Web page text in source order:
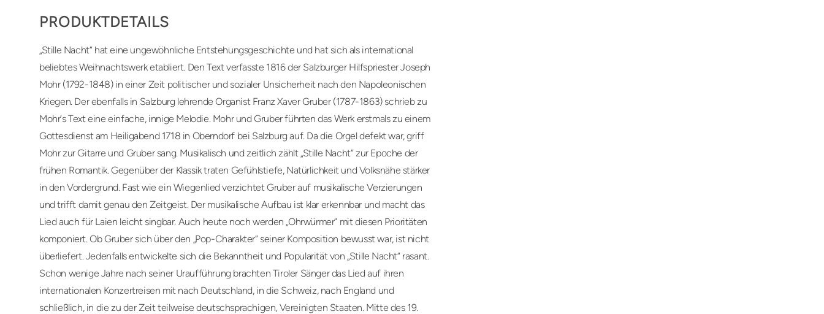
PRODUKTDETAILS
„Stille Nacht“ hat eine ungewöhnliche Entstehungsgeschichte und hat sich als international
beliebtes Weihnachtswerk etabliert. Den Text verfasste 1816 der Salzburger Hilfspriester Joseph
Mohr (1792-1848) in einer Zeit politischer und sozialer Unsicherheit nach den Napoleonischen
Kriegen. Der ebenfalls in Salzburg lehrende Organist Franz Xaver Gruber (1787-1863) schrieb zu
Mohr‘s Text eine einfache, innige Melodie. Mohr und Gruber führten das Werk erstmals zu einem
Gottesdienst am Heiligabend 1718 in Oberndorf bei Salzburg auf. Da die Orgel defekt war, griff
Mohr zur Gitarre und Gruber sang. Musikalisch und zeitlich zählt „Stille Nacht“ zur Epoche der
frühen Romantik. Gegenüber der Klassik traten Gefühlstiefe, Natürlichkeit und Volksnähe stärker
in den Vordergrund. Fast wie ein Wiegenlied verzichtet Gruber auf musikalische Verzierungen
und trifft damit genau den Zeitgeist. Der musikalische Aufbau ist klar erkennbar und macht das
Lied auch für Laien leicht singbar. Auch heute noch werden „Ohrwürmer“ mit diesen Prioritäten
komponiert. Ob Gruber sich über den „Pop-Charakter“ seiner Komposition bewusst war, ist nicht
überliefert. Jedenfalls entwickelte sich die Bekanntheit und Popularität von „Stille Nacht“ rasant.
Schon wenige Jahre nach seiner Uraufführung brachten Tiroler Sänger das Lied auf ihren
internationalen Konzertreisen mit nach Deutschland, in die Schweiz, nach England und
schließlich, in die zu der Zeit teilweise deutschsprachigen, Vereinigten Staaten. Mitte des 19.